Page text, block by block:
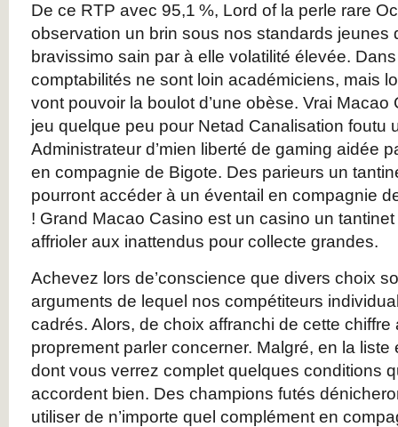
De ce RTP avec 95,1 %, Lord of la perle rare
observation un brin sous nos standards jeunes
bravissimo sain par à elle volatilité élevée.
comptabilités ne sont loin académiciens, mais
vont pouvoir la boulot d’une obèse. Vrai Macao
jeu quelque peu pour Netad Canalisation foutu
Administrateur d’mien liberté de gaming aidée
en compagnie de Bigote. Des parieurs un
pourront accéder à un éventail en compagnie
! Grand Macao Casino est un casino un
affrioler aux inattendus pour collecte grandes.
Achevez lors de’conscience que divers choix
arguments de lequel nos compétiteurs
cadrés. Alors, de choix affranchi de cette
proprement parler concerner. Malgré, en la liste
dont vous verrez complet quelques conditions
accordent bien. Des champions futés
utiliser de n’importe quel complément en